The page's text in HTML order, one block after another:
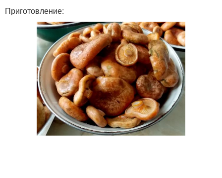
Приготовление: